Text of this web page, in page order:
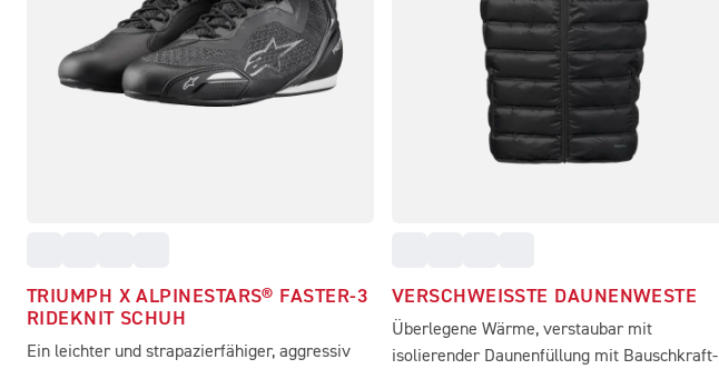
TRIUMPH X ALPINESTARS® FASTER-3
RIDEKNIT SCHUH
Ein leichter und strapazierfähiger, aggressiv
VERSCHWEISSTE DAUNENWESTE
Überlegene Wärme, verstaubar mit
isolierender Daunenfüllung mit Bauschkraft-